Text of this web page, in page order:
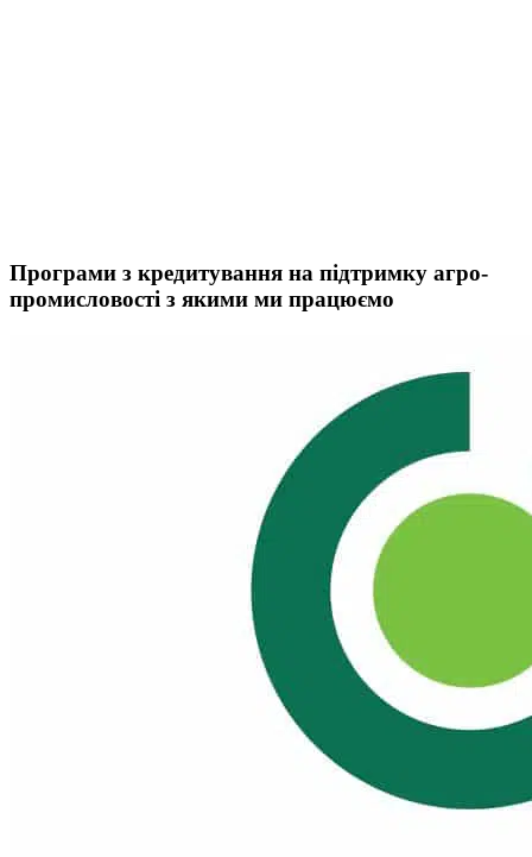
Програми з кредитування на підтримку агро-
промисловості з якими ми працюємо